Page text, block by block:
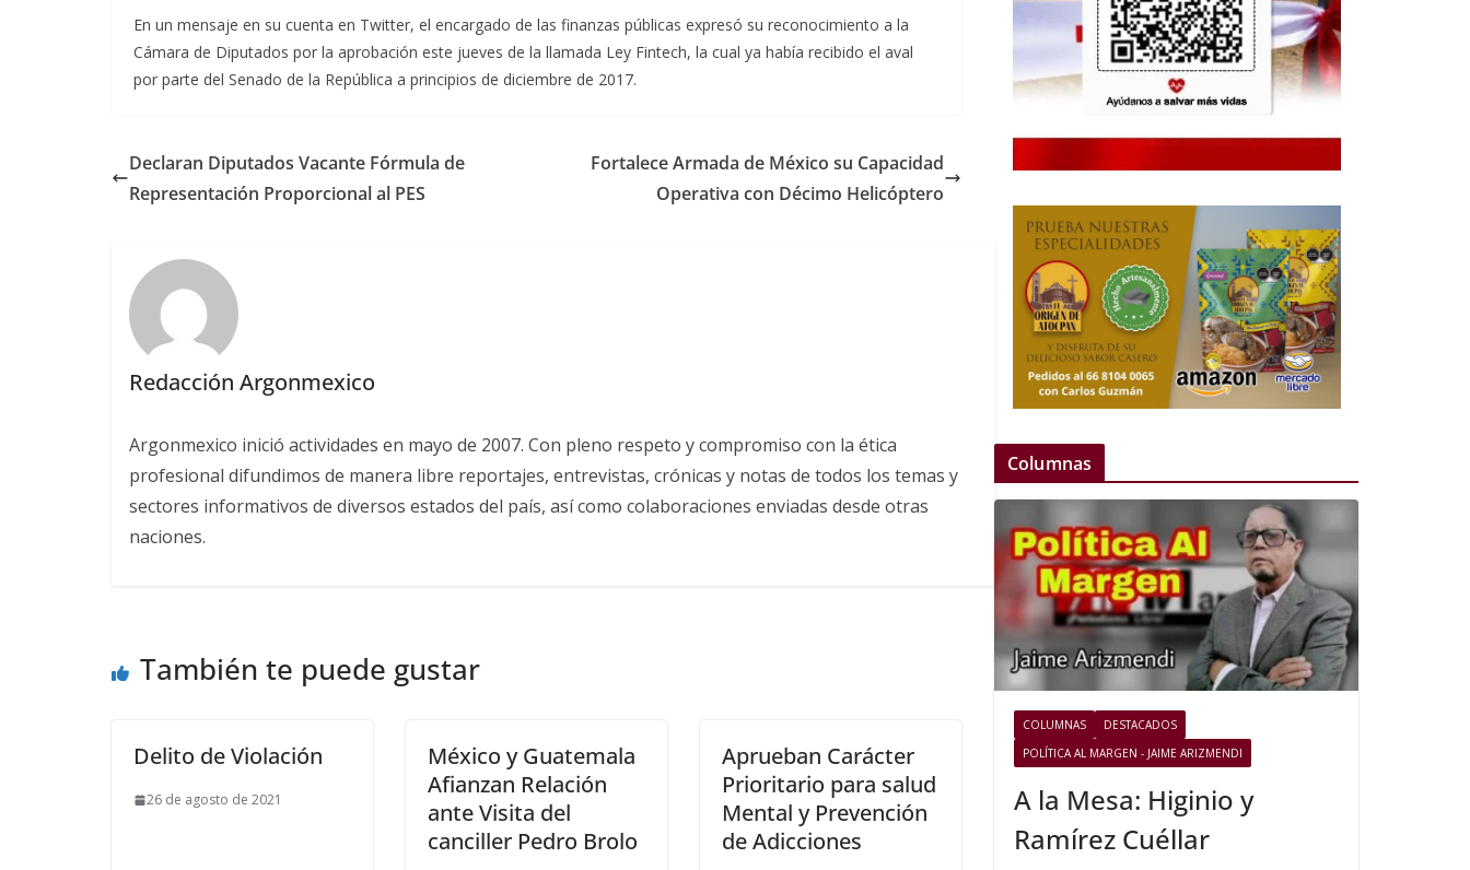
En un mensaje en su cuenta en Twitter, el encargado de las finanzas públicas expresó su reconocimiento a la
Cámara de Diputados por la aprobación este jueves de la llamada Ley Fintech, la cual ya había recibido el aval
por parte del Senado de la República a principios de diciembre de 2017.
Declaran Diputados Vacante Fórmula de
Representación Proporcional al PES
Fortalece Armada de México su Capacidad
Operativa con Décimo Helicóptero
Redacción Argonmexico
Argonmexico inició actividades en mayo de 2007. Con pleno respeto y compromiso con la ética
profesional difundimos de manera libre reportajes, entrevistas, crónicas y notas de todos los temas y
sectores informativos de diversos estados del país, así como colaboraciones enviadas desde otras
naciones.
También te puede gustar
Delito de Violación
26 de agosto de 2021
México y Guatemala
Afianzan Relación
ante Visita del
canciller Pedro Brolo
Aprueban Carácter
Prioritario para salud
Mental y Prevención
de Adicciones
Columnas
COLUMNAS
DESTACADOS
POLÍTICA AL MARGEN - JAIME ARIZMENDI
A la Mesa: Higinio y
Ramírez Cuéllar